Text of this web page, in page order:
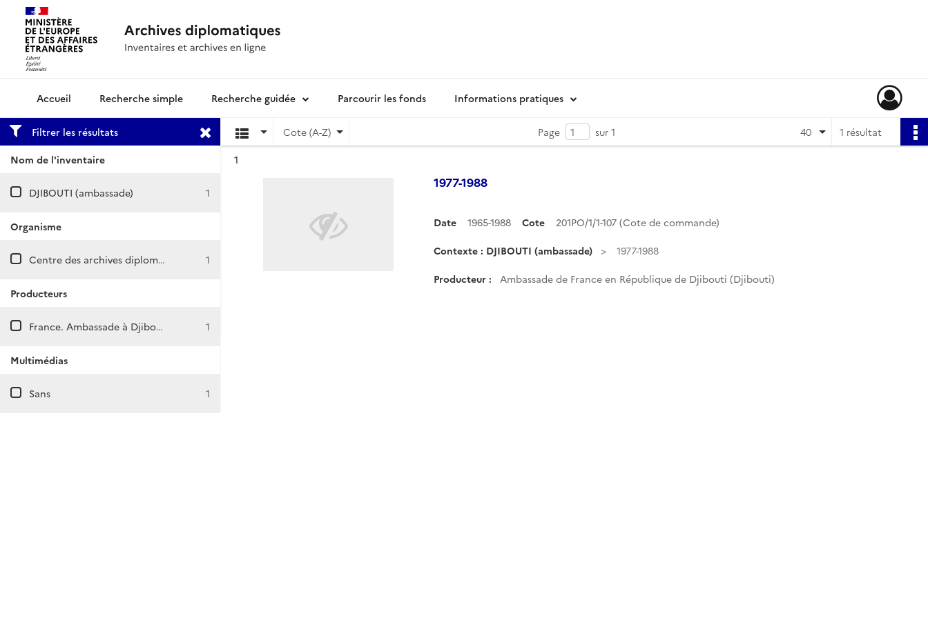
Archives diplomatiquesRecherche simple Recherche guidée Parcourir les fonds Informations pratiques
Filtrer les résultats
Nom de l'inventaire
DJIBOUTI (ambassade) 1
Organisme
Centre des archives diplomatiques de Nantes 1
Producteurs
France. Ambassade à Djibouti 1
Multimédias
Sans 1
Cote (A-Z) Page sur 1 1 résultat
40
1
1977-1988
Date 1965-1988 Cote 201PO/1/1-107 (Cote de commande)
Contexte : DJIBOUTI (ambassade) 1977-1988
Producteur : Ambassade de France en République de Djibouti (Djibouti)